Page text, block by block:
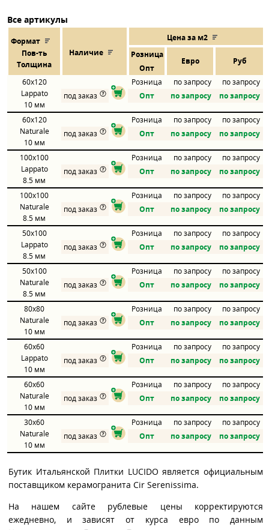
Все артикулы
Формат
Пов-ть
Толщина
Наличие
Цена за м2
Розница
Евро Руб
Опт
60x120
Lappato
10 мм
Розница по запросу
по запросу
под заказ
Опт по запросу по запросу
60x120
Naturale
10 мм
Розница по запросу
по запросу
под заказ
Опт по запросу по запросу
100x100
Lappato
8.5 мм
Розница по запросу
по запросу
под заказ
Опт по запросу по запросу
100x100
Naturale
8.5 мм
Розница по запросу
по запросу
под заказ
Опт по запросу по запросу
50x100
Lappato
8.5 мм
Розница по запросу
по запросу
под заказ
Опт по запросу по запросу
50x100
Naturale
8.5 мм
Розница по запросу
по запросу
под заказ
Опт по запросу по запросу
80x80
Naturale
10 мм
Розница по запросу
по запросу
под заказ
Опт по запросу по запросу
60x60
Lappato
10 мм
Розница по запросу
по запросу
под заказ
Опт по запросу по запросу
60x60
Naturale
10 мм
Розница по запросу
по запросу
под заказ
Опт по запросу по запросу
30x60
Naturale
10 мм
Розница по запросу
по запросу
под заказ
Опт по запросу по запросу
Бутик Итальянской Плитки LUCIDO является официальным
поставщиком керамогранита Cir Serenissima.
На нашем сайте рублевые цены корректируются
ежедневно, и зависят от курса евро по данным